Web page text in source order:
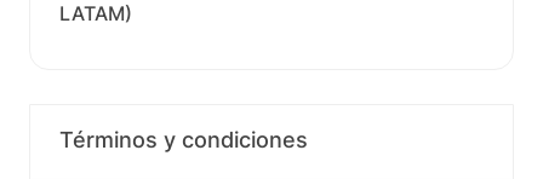
LATAM)
Términos y condiciones